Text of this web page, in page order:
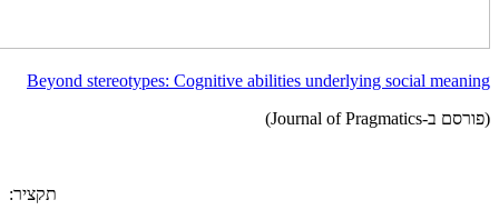
Beyond stereotypes: Cognitive abilities underlying social meaning
(פורסם ב-Journal of Pragmatics)
:תקציר